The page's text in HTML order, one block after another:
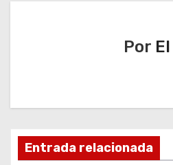
ó
Por
Entrada relacionada